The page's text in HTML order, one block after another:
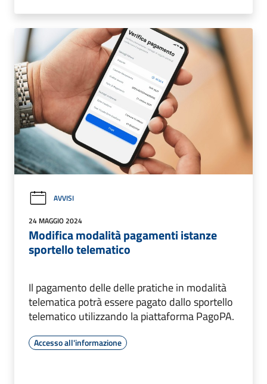
AVVISI
24 MAGGIO 2024
Modifica modalità pagamenti istanze
sportello telematico
Il pagamento delle delle pratiche in modalità
telematica potrà essere pagato dallo sportello
telematico utilizzando la piattaforma PagoPA.
Accesso all'informazione